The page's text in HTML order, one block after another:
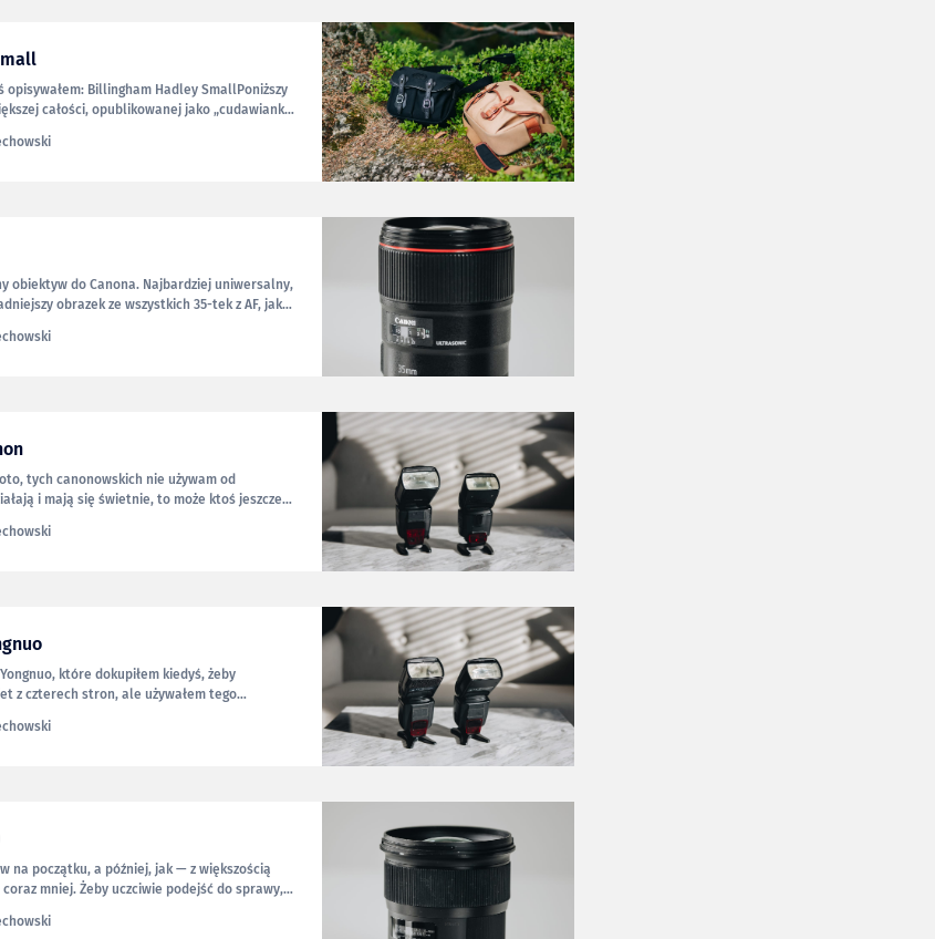
Billingham Hadley SmallPoniższy
całości, opublikowanej jako „cudawianki
zobaczyć całość. Gdy dwa lata temu
nad używaną wówczas od pół roku torbą
obiektyw do Canona. Najbardziej uniwersalny,
obrazek ze wszystkich 35-tek z AF, jakie
to robię? Bo zwyczajnie od dawna go nie
2.0, zostawiłem 35/1.4 na — nazwijmy to
tych canonowskich nie używam od
i mają się świetnie, to może ktoś jeszcze
580EX II chciałbym 600 zł (w zestawie
zł (do niej stopkę mam, etui
które dokupiłem kiedyś, żeby
z czterech stron, ale używałem tego
YN560 III chciałbym 250 zł, za YN560 II — 150
lamp, to jestem gotów sprzedać go za
na początku, a później, jak — z większością
mniej. Żeby uczciwie podejść do sprawy,
zdjęć z niego jest dla mnie niezadowalająca.
uszkodzony lub coś w nim nie działa, ale